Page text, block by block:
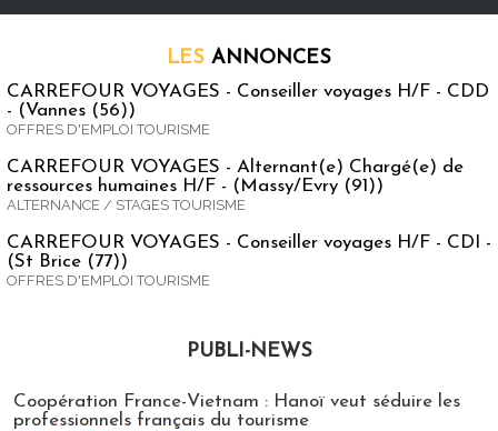
LES ANNONCES
CARREFOUR VOYAGES - Conseiller voyages H/F - CDD
- (Vannes (56))
OFFRES D'EMPLOI TOURISME
CARREFOUR VOYAGES - Alternant(e) Chargé(e) de
ressources humaines H/F - (Massy/Evry (91))
ALTERNANCE / STAGES TOURISME
CARREFOUR VOYAGES - Conseiller voyages H/F - CDI -
(St Brice (77))
OFFRES D'EMPLOI TOURISME
PUBLI-NEWS
Coopération France-Vietnam : Hanoï veut séduire les
professionnels français du tourisme